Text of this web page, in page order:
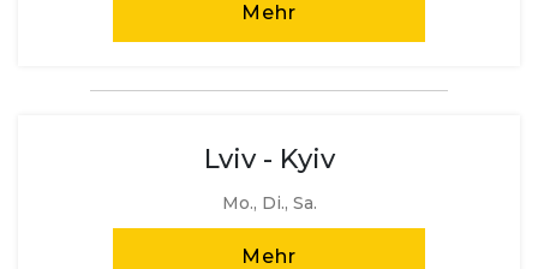
Mehr
Lviv - Kyiv
Mo., Di., Sa.
Mehr